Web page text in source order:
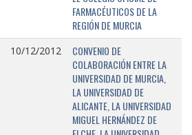
FARMACÉUTICOS DE LA
REGIÓN DE MURCIA
10/12/2012
CONVENIO DE
COLABORACIÓN ENTRE LA
UNIVERSIDAD DE MURCIA,
LA UNIVERSIDAD DE
ALICANTE, LA UNIVERSIDAD
MIGUEL HERNÁNDEZ DE